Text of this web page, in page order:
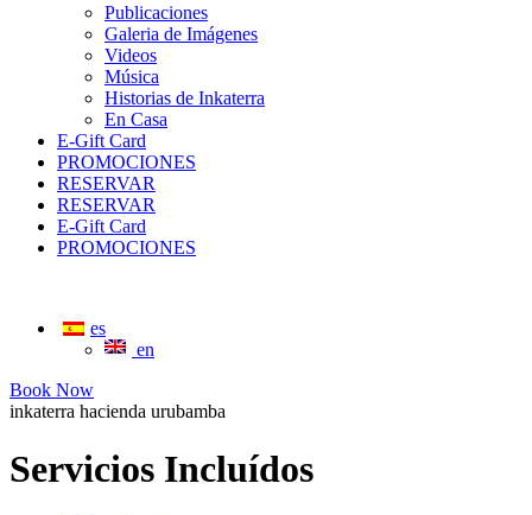
Publicaciones
Galeria de Imágenes
Videos
Música
Historias de Inkaterra
En Casa
E-Gift Card
PROMOCIONES
RESERVAR
RESERVAR
E-Gift Card
PROMOCIONES
es
en
Book Now
inkaterra hacienda urubamba
Servicios Incluídos